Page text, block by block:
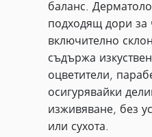
баланс.
подходящ дори за
включително
съдържа
оцветители,
осигурявайки
изживяване, без
или сухота.